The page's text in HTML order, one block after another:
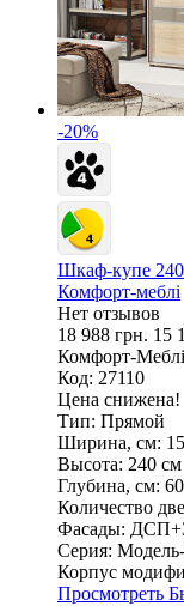
-20%
Шкаф-купе
Комфорт-меблі
Нет отзывов
18 988 грн. 15
Комфорт-Меблі
Код: 27110
Цена снижена!
Тип: Прямой
Ширина, см:
Высота: 240 см
Глубина, см:
Количество
Фасады:
Серия:
Корпус
Просмотреть